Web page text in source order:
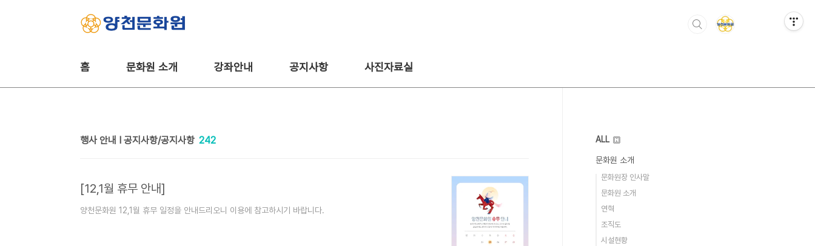
홈 문화원 소개 강좌안내 공지사항 사진자료실
행사 안내 Ι 공지사항/공지사항 242
[12,1월 휴무 안내]
양천문화원 12,1월 휴무 일정을 안내드리오니 이용에 참고하시기 바랍니다.
ALL
문화원 소개
문화원장 인사말
문화원 소개
연혁
조직도
시설현황